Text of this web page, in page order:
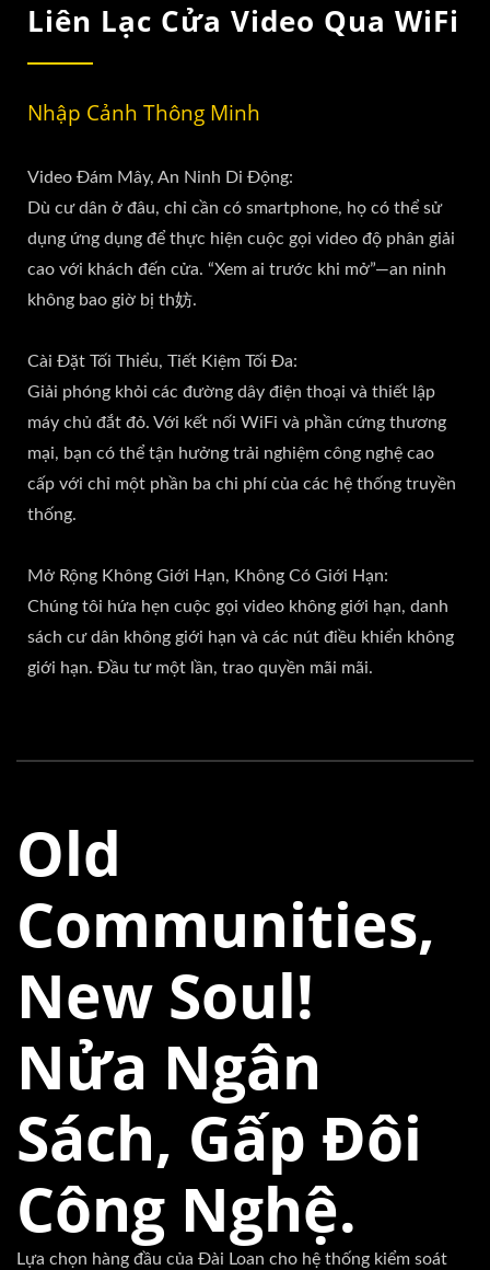
Liên Lạc Cửa Video Qua WiFi
Nhập Cảnh Thông Minh
Video Đám Mây, An Ninh Di Động:
Dù cư dân ở đâu, chỉ cần có smartphone, họ có thể sử
dụng ứng dụng để thực hiện cuộc gọi video độ phân giải
cao với khách đến cửa. “Xem ai trước khi mở”—an ninh
không bao giờ bị th妨.
Cài Đặt Tối Thiểu, Tiết Kiệm Tối Đa:
Giải phóng khỏi các đường dây điện thoại và thiết lập
máy chủ đắt đỏ. Với kết nối WiFi và phần cứng thương
mại, bạn có thể tận hưởng trải nghiệm công nghệ cao
cấp với chỉ một phần ba chi phí của các hệ thống truyền
thống.
Mở Rộng Không Giới Hạn, Không Có Giới Hạn:
Chúng tôi hứa hẹn cuộc gọi video không giới hạn, danh
sách cư dân không giới hạn và các nút điều khiển không
giới hạn. Đầu tư một lần, trao quyền mãi mãi.
Old
Communities,
New Soul!
Nửa Ngân
Sách, Gấp Đôi
Công Nghệ.
Lựa chọn hàng đầu của Đài Loan cho hệ thống kiểm soát